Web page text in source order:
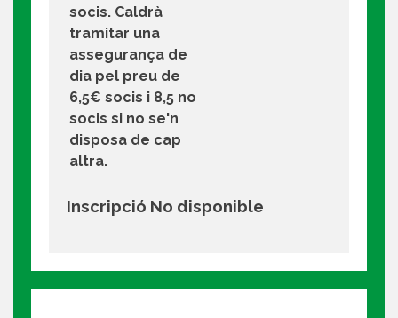
socis. Caldrà
tramitar una
assegurança de
dia pel preu de
6,5€ socis i 8,5 no
socis si no se'n
disposa de cap
altra.
Inscripció No disponible